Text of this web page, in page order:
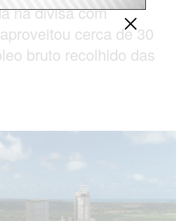
na divisa com
cerca de 30
bruto recolhido das